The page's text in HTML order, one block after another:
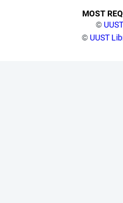
© UUST
© UUST
MOST